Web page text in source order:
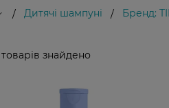
/ Дитячі шампуні / Бренд:
товарів знайдено